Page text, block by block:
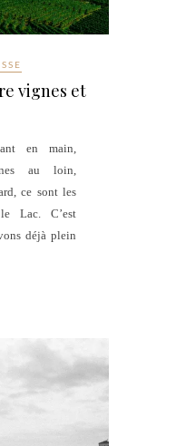
vignes et
en main,
au loin,
ce sont les
Lac. C’est
déjà plein